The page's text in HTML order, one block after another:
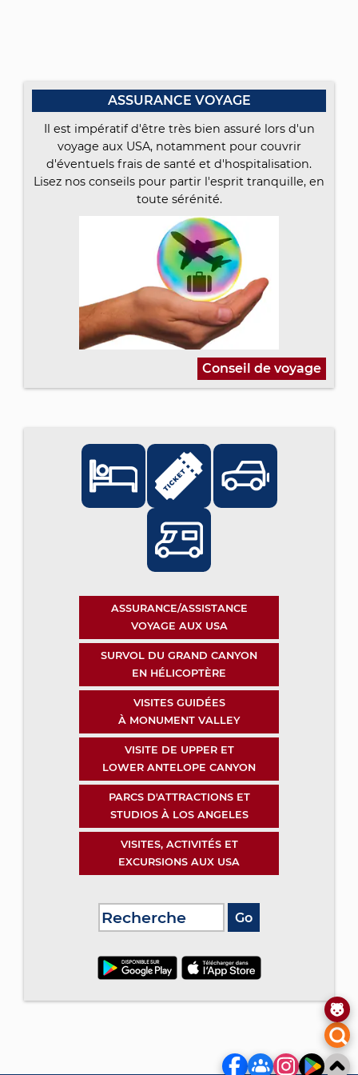
ASSURANCE VOYAGE
Il est impératif d'être très bien assuré lors d'un
voyage aux USA, notamment pour couvrir
d'éventuels frais de santé et d'hospitalisation.
Lisez nos conseils pour partir l'esprit tranquille, en
toute sérénité.
Conseil de voyage
ASSURANCE/ASSISTANCE
VOYAGE AUX USA
SURVOL DU GRAND CANYON
EN HÉLICOPTÈRE
VISITES GUIDÉES
À MONUMENT VALLEY
VISITE DE UPPER ET
LOWER ANTELOPE CANYON
PARCS D'ATTRACTIONS ET
STUDIOS À LOS ANGELES
VISITES, ACTIVITÉS ET
EXCURSIONS AUX USA